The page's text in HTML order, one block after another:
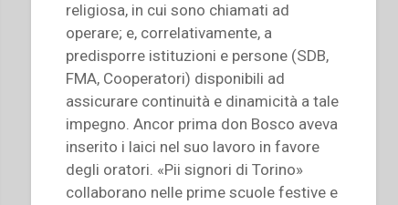
religiosa, in cui sono chiamati ad
operare; e, correlativamente, a
predisporre istituzioni e persone (SDB,
FMA, Cooperatori) disponibili ad
assicurare continuità e dinamicità a tale
impegno. Ancor prima don Bosco aveva
inserito i laici nel suo lavoro in favore
degli oratori. «Pii signori di Torino»
collaborano nelle prime scuole festive e